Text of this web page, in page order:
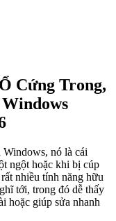
Cứng Trong,
nó là cái
ngột hoặc khi bị cúp
nhiều tính năng hữu
tới, trong đó dễ thấy
hoặc giúp sửa nhanh